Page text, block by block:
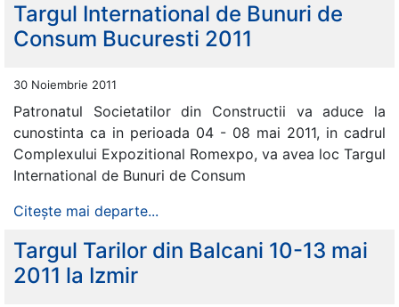
Targul International de Bunuri de
Consum Bucuresti 2011
30 Noiembrie 2011
Patronatul Societatilor din Constructii va aduce la
cunostinta ca in perioada 04 - 08 mai 2011, in cadrul
Complexului Expozitional Romexpo, va avea loc Targul
International de Bunuri de Consum
Citește mai departe...
Targul Tarilor din Balcani 10-13 mai
2011 la Izmir